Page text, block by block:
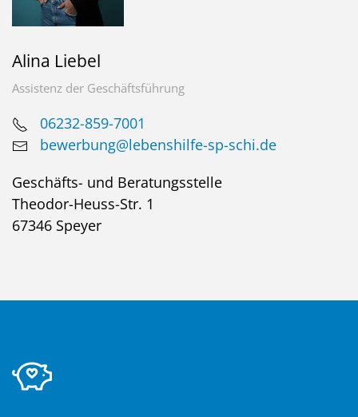
Alina Liebel
Assistenz der Geschäftsführung
06232-859-7001
bewerbung@lebenshilfe-sp-schi.de
Geschäfts- und Beratungsstelle
Theodor-Heuss-Str. 1
67346 Speyer